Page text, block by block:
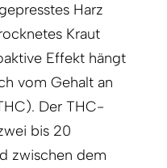
Harz
Kraut
Effekt hängt
vom Gehalt an
Der THC-
bis 20
zwischen dem